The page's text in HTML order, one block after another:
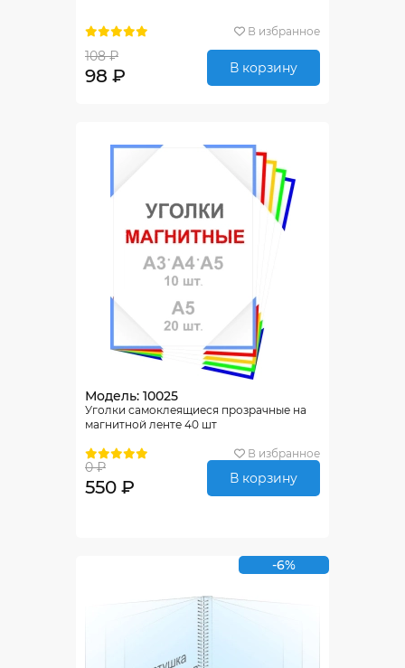
В избранное
108 ₽
98 ₽ В корзину
Модель: 10025
Уголки самоклеящиеся прозрачные на
магнитной ленте 40 шт
В избранное
0 ₽
550 ₽ В корзину
-6%